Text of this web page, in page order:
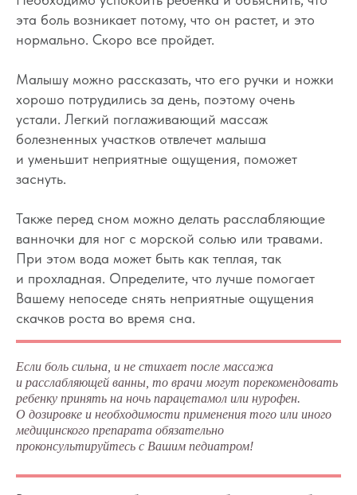
эта боль возникает потому, что он растет, и это
нормально. Скоро все пройдет.
Малышу можно рассказать, что его ручки и ножки
хорошо потрудились за день, поэтому очень
устали. Легкий поглаживающий массаж
болезненных участков отвлечет малыша
и уменьшит неприятные ощущения, поможет
заснуть.
Также перед сном можно делать расслабляющие
ванночки для ног с морской солью или травами.
При этом вода может быть как теплая, так
и прохладная. Определите, что лучше помогает
Вашему непоседе снять неприятные ощущения
скачков роста во время сна.
Если боль сильна, и не стихает после массажа
и расслабляющей ванны, то врачи могут порекомендовать
ребенку принять на ночь парацетамол или нурофен.
О дозировке и необходимости применения того или иного
медицинского препарата обязательно
проконсультируйтесь с Вашим педиатром!
Хотите наладить
сон ребёнка?
Подробнее
консультацию — начните
высыпаться всей семьёй